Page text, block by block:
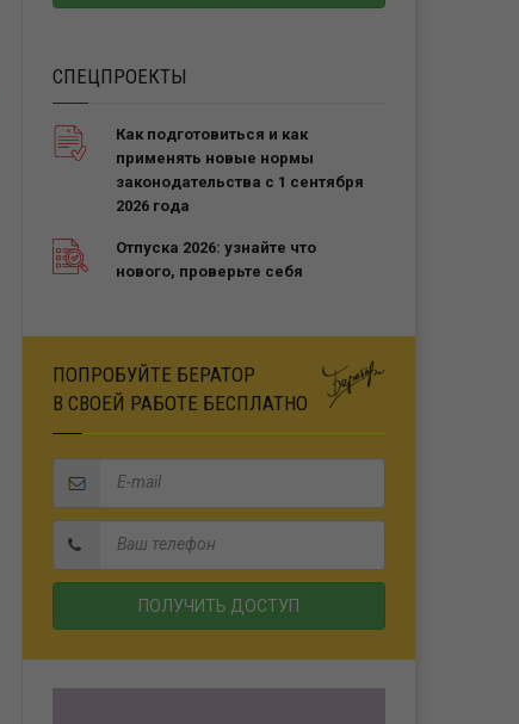
СПЕЦПРОЕКТЫ
Как подготовиться и как
применять новые нормы
законодательства с 1 сентября
2026 года
Отпуска 2026: узнайте что
нового, проверьте себя
ПОПРОБУЙТЕ БЕРАТОР
В СВОЕЙ РАБОТЕ БЕСПЛАТНО